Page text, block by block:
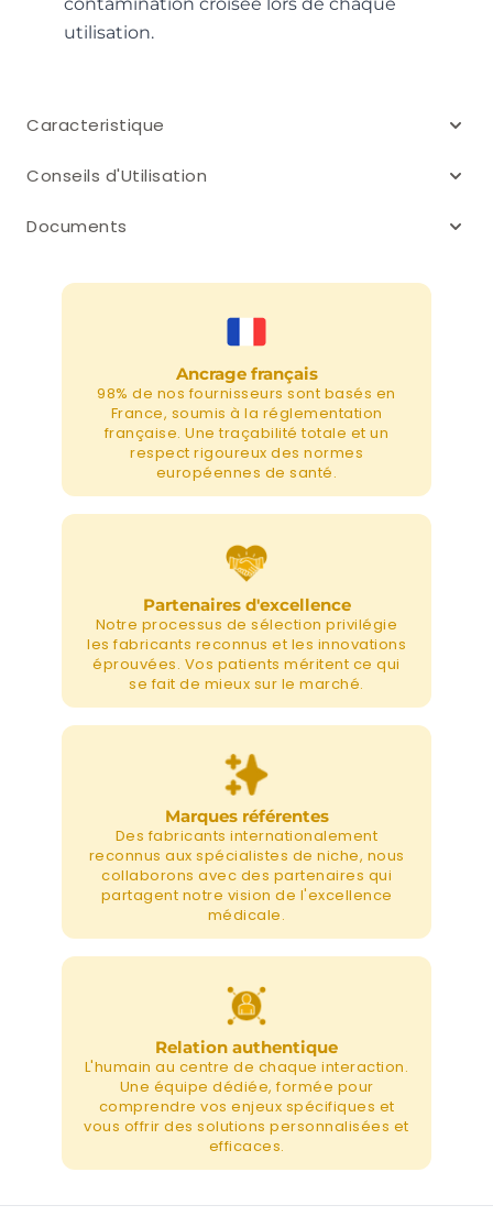
utilisation.
Caracteristique
Conseils d'Utilisation
Documents
Ancrage français
98% de nos fournisseurs sont basés en
France, soumis à la réglementation
française. Une traçabilité totale et un
respect rigoureux des normes
européennes de santé.
Partenaires d'excellence
Notre processus de sélection privilégie
les fabricants reconnus et les innovations
éprouvées. Vos patients méritent ce qui
se fait de mieux sur le marché.
Marques référentes
Des fabricants internationalement
reconnus aux spécialistes de niche, nous
collaborons avec des partenaires qui
partagent notre vision de l'excellence
médicale.
Relation authentique
L'humain au centre de chaque interaction.
Une équipe dédiée, formée pour
comprendre vos enjeux spécifiques et
vous offrir des solutions personnalisées et
efficaces.